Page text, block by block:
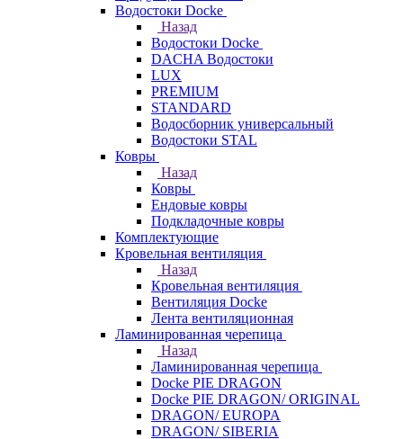
Водостоки Docke
Назад
Водостоки Docke
DACHA Водостоки
LUX
PREMIUM
STANDARD
Водосборник универсальный
Водостоки STAL
Ковры
Назад
Ковры
Ендовые ковры
Подкладочные ковры
Комплектующие
Кровельная вентиляция
Назад
Кровельная вентиляция
Вентиляция Docke
Лента вентиляционная
Ламинированная черепица
Назад
Ламинированная черепица
Docke PIE DRAGON
Docke PIE DRAGON/ ORIGINAL
DRAGON/ EUROPA
DRAGON/ SIBERIA